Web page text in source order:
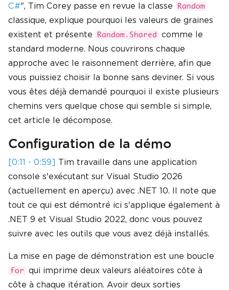
C#", Tim Corey passe en revue la classe Random
classique, explique pourquoi les valeurs de graines
existent et présente
Random.Shared
comme le
standard moderne. Nous couvrirons chaque
approche avec le raisonnement derrière, afin que
vous puissiez choisir la bonne sans deviner. Si vous
vous êtes déjà demandé pourquoi il existe plusieurs
chemins vers quelque chose qui semble si simple,
cet article le décompose.
Configuration de la démo
[0:11 - 0:59] Tim travaille dans une application
console s'exécutant sur Visual Studio 2026
(actuellement en aperçu) avec .NET 10. Il note que
tout ce qui est démontré ici s'applique également à
.NET 9 et Visual Studio 2022, donc vous pouvez
suivre avec les outils que vous avez déjà installés.
La mise en page de démonstration est une boucle
for
qui imprime deux valeurs aléatoires côte à
côte à chaque itération. Avoir deux sorties